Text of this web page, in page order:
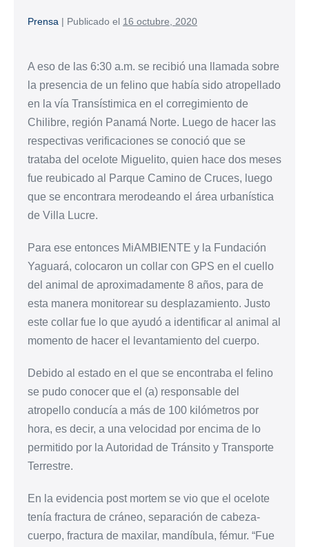
Prensa | Publicado el 16 octubre, 2020
A eso de las 6:30 a.m. se recibió una llamada sobre
la presencia de un felino que había sido atropellado
en la vía Transístimica en el corregimiento de
Chilibre, región Panamá Norte. Luego de hacer las
respectivas verificaciones se conoció que se
trataba del ocelote Miguelito, quien hace dos meses
fue reubicado al Parque Camino de Cruces, luego
que se encontrara merodeando el área urbanística
de Villa Lucre.
Para ese entonces MiAMBIENTE y la Fundación
Yaguará, colocaron un collar con GPS en el cuello
del animal de aproximadamente 8 años, para de
esta manera monitorear su desplazamiento. Justo
este collar fue lo que ayudó a identificar al animal al
momento de hacer el levantamiento del cuerpo.
Debido al estado en el que se encontraba el felino
se pudo conocer que el (a) responsable del
atropello conducía a más de 100 kilómetros por
hora, es decir, a una velocidad por encima de lo
permitido por la Autoridad de Tránsito y Transporte
Terrestre.
En la evidencia post mortem se vio que el ocelote
tenía fractura de cráneo, separación de cabeza-
cuerpo, fractura de maxilar, mandíbula, fémur. “Fue